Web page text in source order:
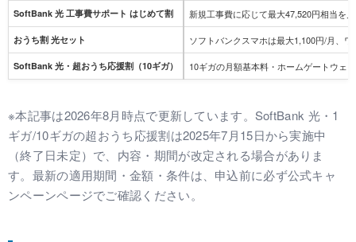
SoftBank 光 工事費サポート はじめて割 新規工事費に応じて最大47,520円相当を
おうち割 光セット ソフトバンクスマホは最大1,100円/月、
SoftBank 光・超おうち応援割（10ギガ） 10ギガの月額基本料・ホームゲートウェ
※本記事は2026年8月時点で更新しています。SoftBank 光・1
ギガ/10ギガの超おうち応援割は2025年7月15日から実施中
（終了日未定）で、内容・期間が改定される場合がありま
す。最新の適用期間・金額・条件は、申込前に必ず公式キャ
ンペーンページでご確認ください。